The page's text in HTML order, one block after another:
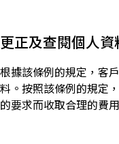
更正及查閱個人資
根據該條例的規定，客
料。按照該條例的規定
的要求而收取合理的費